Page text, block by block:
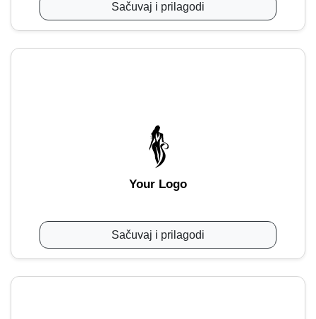
Sačuvaj i prilagodi
Your Logo
Sačuvaj i prilagodi